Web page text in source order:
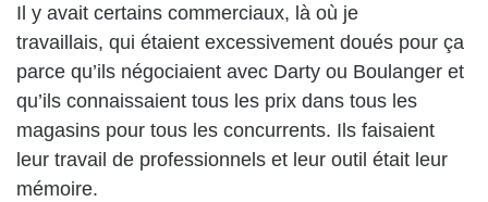
Il y avait certains commerciaux, là où je
travaillais, qui étaient excessivement doués pour ça
parce qu’ils négociaient avec Darty ou Boulanger et
qu’ils connaissaient tous les prix dans tous les
magasins pour tous les concurrents. Ils faisaient
leur travail de professionnels et leur outil était leur
mémoire.